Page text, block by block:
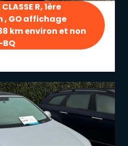
R, 1ère
GO affichage
km environ et non